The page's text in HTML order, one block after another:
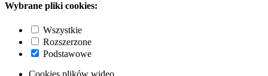
Wybrane pliki cookies:
Wszystkie
Rozszerzone
Podstawowe